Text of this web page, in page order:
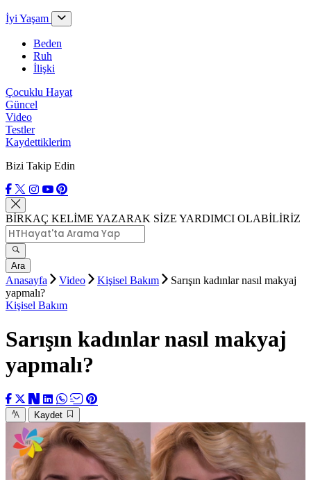
İyi Yaşam
Beden
Ruh
İlişki
Çocuklu Hayat
Güncel
Video
Testler
Kaydettiklerim
Bizi Takip Edin
BİRKAÇ KELİME YAZARAK SİZE YARDIMCI OLABİLİRİZ
Ara
Anasayfa Video Kişisel Bakım
Sarışın kadınlar nasıl makyaj
yapmalı?
Kişisel Bakım
Sarışın kadınlar nasıl makyaj
yapmalı?
Kaydet